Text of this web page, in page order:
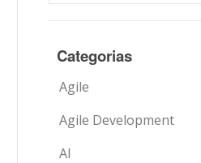
Categorias
Agile
Agile Development
AI